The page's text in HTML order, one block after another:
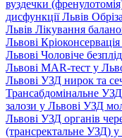
вуздечки
дисфункції Львів
Львів Лікування
Львові
Львові Чоловіче
Львові MAR-тест у
Львові УЗД нирок та
Трансабдомінальне
залози у Львові УЗД
Львові УЗД органів
(трансректальне УЗД) у